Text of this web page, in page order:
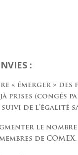
:
« émerger » des
prises (congés
de l’égalité
le nombre
de COMEX.